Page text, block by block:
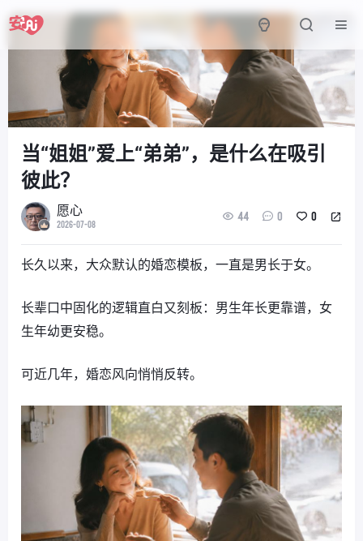
当“姐姐”爱上“弟弟”，是什么在吸引
彼此？
愿心
2026-07-08
44 0 0
长久以来，大众默认的婚恋模板，一直是男长于女。
长辈口中固化的逻辑直白又刻板：男生年长更靠谱，女
生年幼更安稳。
可近几年，婚恋风向悄悄反转。